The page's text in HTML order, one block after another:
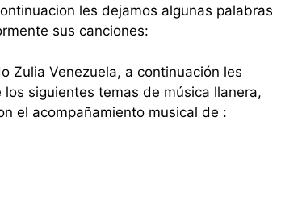
les dejamos algunas palabras
sus canciones:
Zulia Venezuela, a continuación les
siguientes temas de música llanera,
el acompañamiento musical de :